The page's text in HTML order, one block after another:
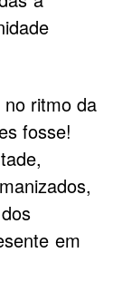
ritmo da
fosse!
em